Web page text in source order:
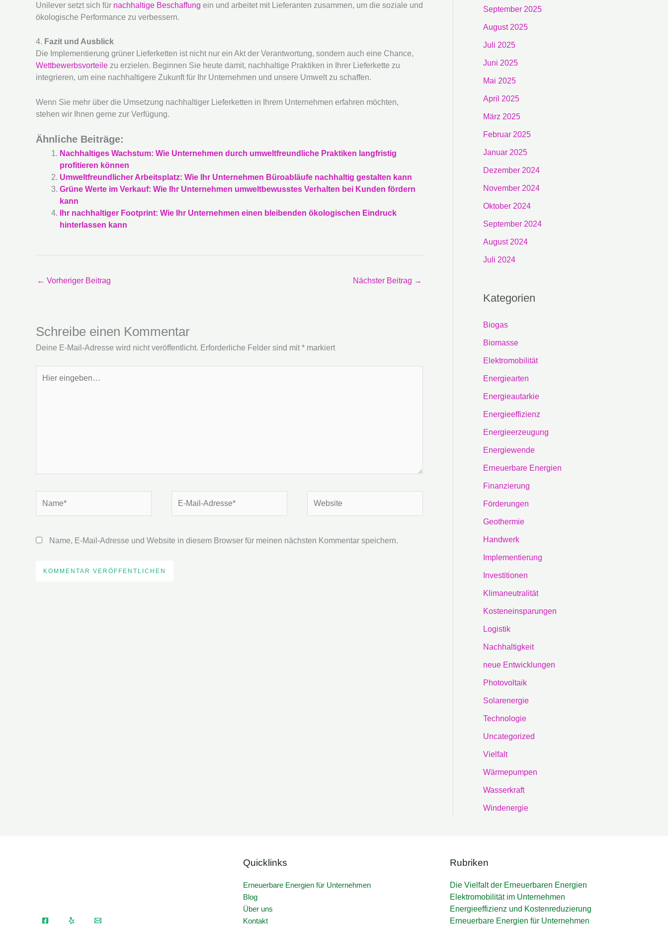
Unilever setzt sich für nachhaltige Beschaffung ein und arbeitet mit Lieferanten zusammen, um die soziale und
ökologische Performance zu verbessern.
4. Fazit und Ausblick
Die Implementierung grüner Lieferketten ist nicht nur ein Akt der Verantwortung, sondern auch eine Chance,
Wettbewerbsvorteile zu erzielen. Beginnen Sie heute damit, nachhaltige Praktiken in Ihrer Lieferkette zu
integrieren, um eine nachhaltigere Zukunft für Ihr Unternehmen und unsere Umwelt zu schaffen.
Wenn Sie mehr über die Umsetzung nachhaltiger Lieferketten in Ihrem Unternehmen erfahren möchten,
stehen wir Ihnen gerne zur Verfügung.
Ähnliche Beiträge:
Nachhaltiges Wachstum: Wie Unternehmen durch umweltfreundliche Praktiken langfristig
profitieren können
Umweltfreundlicher Arbeitsplatz: Wie Ihr Unternehmen Büroabläufe nachhaltig gestalten kann
Grüne Werte im Verkauf: Wie Ihr Unternehmen umweltbewusstes Verhalten bei Kunden fördern
kann
Ihr nachhaltiger Footprint: Wie Ihr Unternehmen einen bleibenden ökologischen Eindruck
hinterlassen kann
← Vorheriger Beitrag Nächster Beitrag →
Schreibe einen Kommentar
Deine E-Mail-Adresse wird nicht veröffentlicht. Erforderliche Felder sind mit * markiert
eingeben…
Mail-
Name, E-Mail-Adresse und Website in diesem Browser für meinen nächsten Kommentar speichern.
September 2025
August 2025
Juli 2025
Juni 2025
Mai 2025
April 2025
März 2025
Februar 2025
Januar 2025
Dezember 2024
November 2024
Oktober 2024
September 2024
August 2024
Juli 2024
Kategorien
Biogas
Biomasse
Elektromobilität
Energiearten
Energieautarkie
Energieeffizienz
Energieerzeugung
Energiewende
Erneuerbare Energien
Finanzierung
Förderungen
Geothermie
Handwerk
Implementierung
Investitionen
Klimaneutralität
Kosteneinsparungen
Logistik
Nachhaltigkeit
neue Entwicklungen
Photovoltaik
Solarenergie
Technologie
Uncategorized
Vielfalt
Wärmepumpen
Wasserkraft
Windenergie
Quicklinks
Erneuerbare Energien für Unternehmen
Blog
Über uns
Kontakt
Rubriken
Die Vielfalt der Erneuerbaren Energien
Elektromobilität im Unternehmen
Energieeffizienz und Kostenreduzierung
Erneuerbare Energien für Unternehmen